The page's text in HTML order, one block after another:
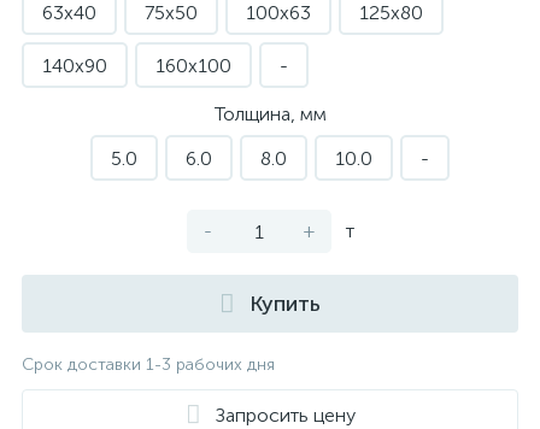
63х40
75х50 100х63 125х80
140х90 160х100 -
Толщина, мм
5.0
6.0 8.0 10.0 -
- + т
Купить
Срок доставки 1-3 рабочих дня
Запросить цену